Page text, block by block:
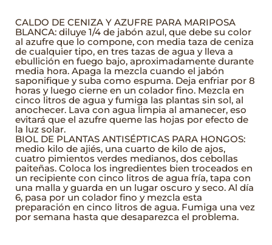
CALDO DE CENIZA Y AZUFRE PARA MARIPOSA
BLANCA: diluye 1/4 de jabón azul, que debe su color
al azufre que lo compone, con media taza de ceniza
de cualquier tipo, en tres tazas de agua y lleva a
ebullición en fuego bajo, aproximadamente durante
media hora. Apaga la mezcla cuando el jabón
saponifique y suba como espuma. Deja enfriar por 8
horas y luego cierne en un colador fino. Mezcla en
cinco litros de agua y fumiga las plantas sin sol, al
anochecer. Lava con agua limpia al amanecer, eso
evitará que el azufre queme las hojas por efecto de
la luz solar.
BIOL DE PLANTAS ANTISÉPTICAS PARA HONGOS:
medio kilo de ajiés, una cuarto de kilo de ajos,
cuatro pimientos verdes medianos, dos cebollas
paiteñas. Coloca los ingredientes bien troceados en
un recipiente con cinco litros de agua fría, tapa con
una malla y guarda en un lugar oscuro y seco. Al día
6, pasa por un colador fino y mezcla esta
preparación en cinco litros de agua. Fumiga una vez
por semana hasta que desaparezca el problema.